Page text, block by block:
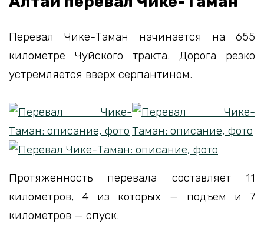
Перевал Чике-Таман начинается на 655
километре Чуйского тракта. Дорога резко
устремляется вверх серпантином.
Протяженность перевала составляет 11
километров, 4 из которых — подъем и 7
километров — спуск.